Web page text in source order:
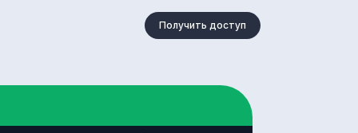
Получить доступ